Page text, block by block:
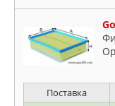
Поставка